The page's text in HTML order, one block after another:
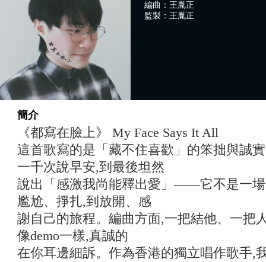
編曲：王胤正
監製：王胤正
簡介
《都寫在臉上》 My Face Says It All
這首歌寫的是「藏不住喜歡」的笨拙與誠
一千次說早安,到最後坦然
說出「感激我尚能釋出愛」——它不是一
尷尬、掙扎,到放開、感
謝自己的旅程。編曲方面,一把結他、一把
像demo一樣,真誠的
在你耳邊細訴。作為香港的獨立唱作歌手,